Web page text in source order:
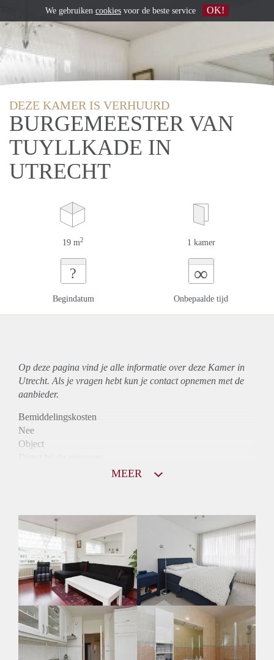
DEZE KAMER IS VERHUURD
BURGEMEESTER VAN
TUYLLKADE IN
UTRECHT
19 m2 1 kamer
?
Begindatum
∞
Onbepaalde tijd
Op deze pagina vind je alle informatie over deze Kamer in
Utrecht. Als je vragen hebt kun je contact opnemen met de
aanbieder.
Bemiddelingskosten
Nee
Object
Huurtoeslag
Niet mogelijk
Inkomen eis
N.V.T.
Huurtermijn
Onbepaalde termijn
Oplevering
Gestoffeerd
MEER
We gebruiken cookies voor de beste service OK!